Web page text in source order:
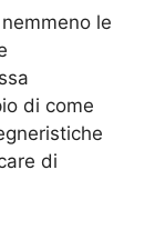
le
di come
di